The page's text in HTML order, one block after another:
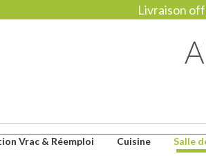
Livraison
Vrac & Réemploi Cuisine Salle